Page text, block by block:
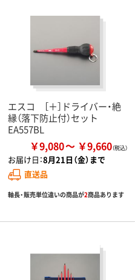
エスコ ［＋］ドライバー・絶
縁（落下防止付）セット
EA557BL
￥9,080 ￥9,660
お届け日：8月21日（金）まで
直送品
軸長・販売単位違いの商品が2商品あります